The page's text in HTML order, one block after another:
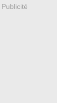
Publicité